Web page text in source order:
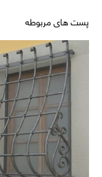
پست های مربوطه